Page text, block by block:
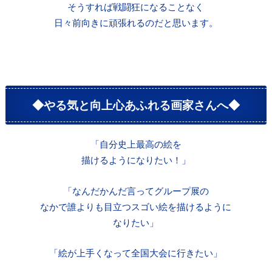
そうすれば戦闘狂になることなく
日々前向きに頑張れるのだと思います。
◆やる気と向上心あふれる画家さんへ◆
「自分史上最高の絵を
描けるようになりたい！」
「なんだかんだ言ってグループ展の
なかで誰よりも目立つスゴい絵を描けるように
なりたい」
「絵が上手くなって全国大会に行きたい」